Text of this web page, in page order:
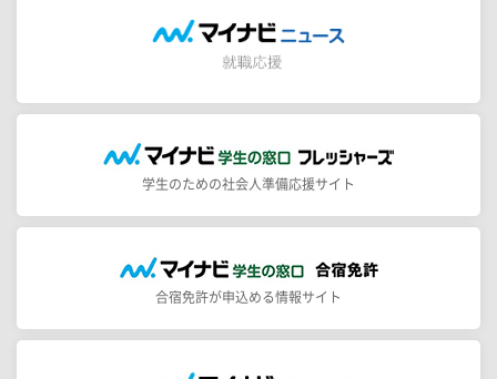
学生のための社会人準備応援サイト
合宿免許が申込める情報サイト